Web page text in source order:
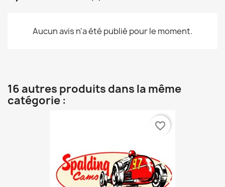
Aucun avis n'a été publié pour le moment.
16 autres produits dans la même
catégorie :
favorite_border